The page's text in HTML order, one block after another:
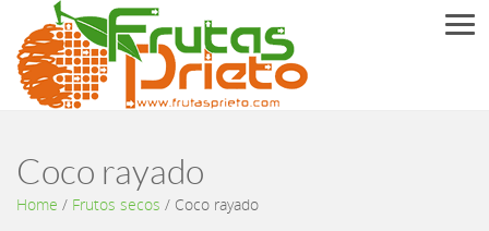
Coco rayado
Home / Frutos secos / Coco rayado